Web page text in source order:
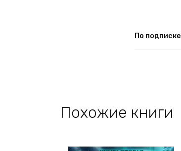
По подписке
Похожие книги